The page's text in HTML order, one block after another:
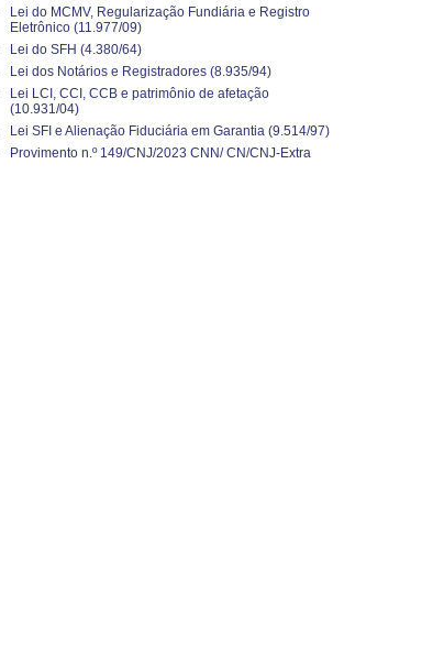
Lei do MCMV, Regularização Fundiária e Registro
Eletrônico (11.977/09)
Lei do SFH (4.380/64)
Lei dos Notários e Registradores (8.935/94)
Lei LCI, CCI, CCB e patrimônio de afetação
(10.931/04)
Lei SFI e Alienação Fiduciária em Garantia (9.514/97)
Provimento n.º 149/CNJ/2023 CNN/ CN/CNJ-Extra